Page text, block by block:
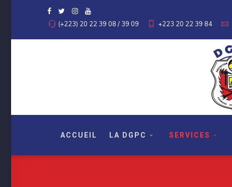
(+223) 20 22 39 08 / 39 09 +223 20 22 39 84
ACCUEIL LA DGPC SERVICES